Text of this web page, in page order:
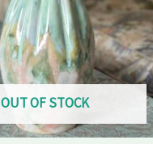
OUT OF STOCK